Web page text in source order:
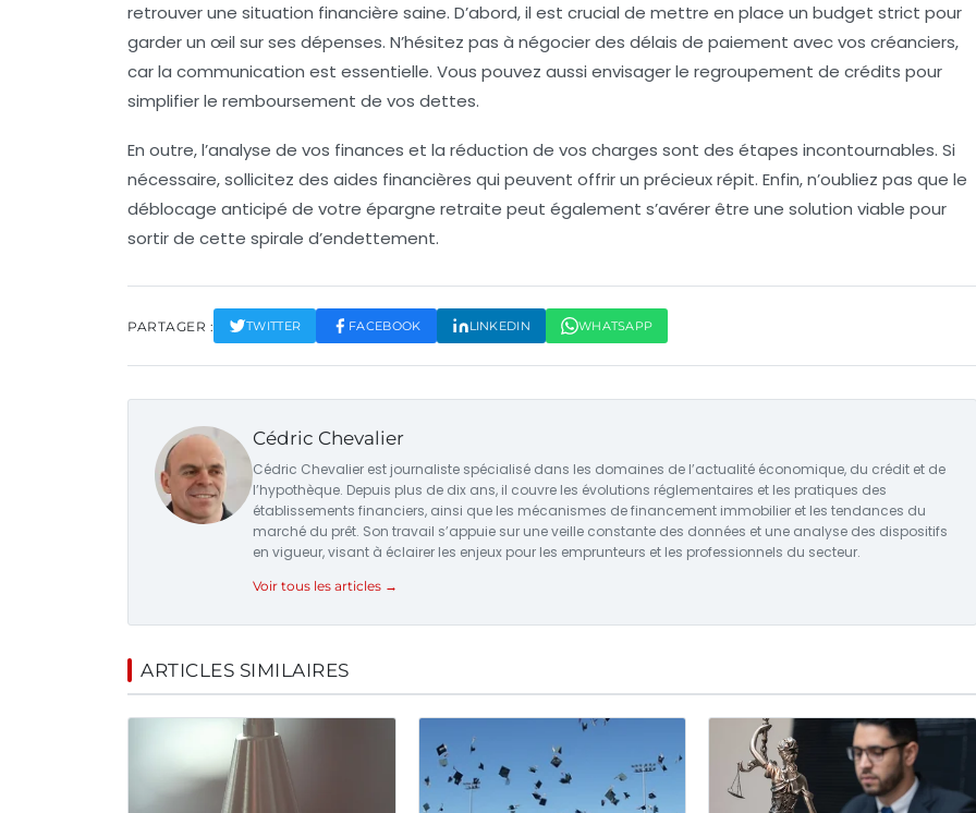
retrouver une situation financière saine. D’abord, il est crucial de mettre en place un budget strict pour
garder un œil sur ses dépenses. N’hésitez pas à négocier des délais de paiement avec vos créanciers,
car la communication est essentielle. Vous pouvez aussi envisager le regroupement de crédits pour
simplifier le remboursement de vos dettes.
En outre, l’analyse de vos finances et la réduction de vos charges sont des étapes incontournables. Si
nécessaire, sollicitez des aides financières qui peuvent offrir un précieux répit. Enfin, n’oubliez pas que le
déblocage anticipé de votre épargne retraite peut également s’avérer être une solution viable pour
sortir de cette spirale d’endettement.
PARTAGER : TWITTER FACEBOOK LINKEDIN WHATSAPP
Cédric Chevalier
Cédric Chevalier est journaliste spécialisé dans les domaines de l’actualité économique, du crédit et de
l’hypothèque. Depuis plus de dix ans, il couvre les évolutions réglementaires et les pratiques des
établissements financiers, ainsi que les mécanismes de financement immobilier et les tendances du
marché du prêt. Son travail s’appuie sur une veille constante des données et une analyse des dispositifs
en vigueur, visant à éclairer les enjeux pour les emprunteurs et les professionnels du secteur.
Voir tous les articles →
ARTICLES SIMILAIRES